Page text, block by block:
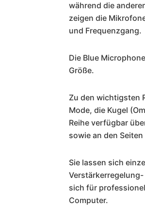
während die
zeigen die
und Frequenzgang.
Die Blue
Größe.
Zu den wichtigsten
Mode, die Kugel
Reihe verfügbar
sowie an den
Sie lassen sich
sich für
Computer.